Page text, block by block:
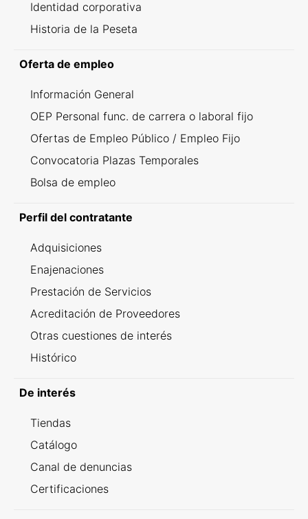
Identidad corporativa
Historia de la Peseta
Oferta de empleo
Información General
OEP Personal func. de carrera o laboral fijo
Ofertas de Empleo Público / Empleo Fijo
Convocatoria Plazas Temporales
Bolsa de empleo
Perfil del contratante
Adquisiciones
Enajenaciones
Prestación de Servicios
Acreditación de Proveedores
Otras cuestiones de interés
Histórico
De interés
Tiendas
Catálogo
Canal de denuncias
Certificaciones